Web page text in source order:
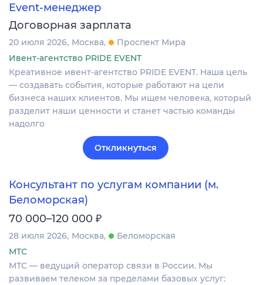
Event-менеджер
Договорная зарплата
20 июля 2026 Москва
Проспект Мира
Ивент-агентство PRIDE EVENT
Креативное ивент-агентство PRIDE EVENT. Наша цель
— создавать события, которые работают на цели
бизнеса наших клиентов. Мы ищем человека, который
разделит наши ценности и станет частью команды
надолго
Откликнуться
Консультант по услугам компании (м.
Беломорская)
70 000–120 000 ₽
28 июля 2026 Москва
Беломорская
МТС
МТС — ведущий оператор связи в России. Мы
развиваем телеком за пределами базовых услуг: